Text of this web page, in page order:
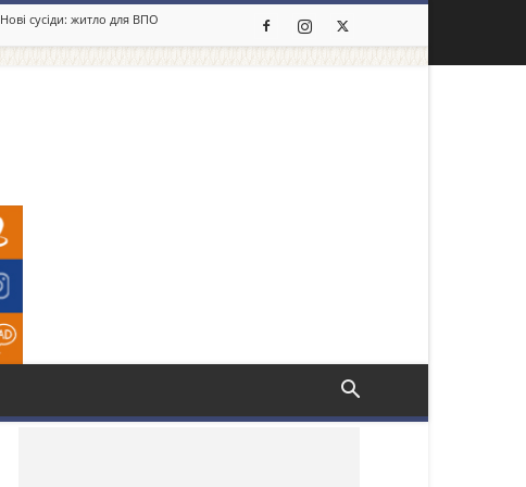
Нові сусіди: житло для ВПО